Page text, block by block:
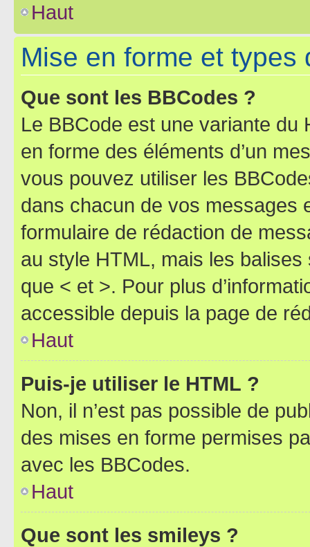
Haut
Mise en forme et types
Que sont les BBCodes ?
Le BBCode est une variante du
en forme des éléments d’un
vous pouvez utiliser les
dans chacun de vos messages
formulaire de rédaction de
au style HTML, mais les
que < et >. Pour plus
accessible depuis la page de
Haut
Puis-je utiliser le HTML ?
Non, il n’est pas possible de
des mises en forme permises
avec les BBCodes.
Haut
Que sont les smileys ?